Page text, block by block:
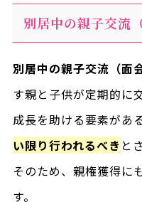
別居中の親子交流
別居中の親子交流（面
す親と子供が定期的に
成長を助ける要素があ
い限り行われるべき と
そのため、親権獲得に
す。